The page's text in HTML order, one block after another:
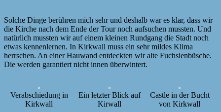
Solche Dinge berühren mich sehr und deshalb war es klar, dass wir
die Kirche nach dem Ende der Tour noch aufsuchen mussten. Und
natürlich mussten wir auf einem kleinen Rundgang die Stadt noch
etwas kennenlernen. In Kirkwall muss ein sehr mildes Klima
herrschen. An einer Hauwand entdeckten wir alte Fuchsienbüsche.
Die werden garantiert nicht innen überwintert.
Verabschiedung in
Kirkwall
Ein letzter Blick auf
Kirwall
Castle in der Bucht
von Kirkwall